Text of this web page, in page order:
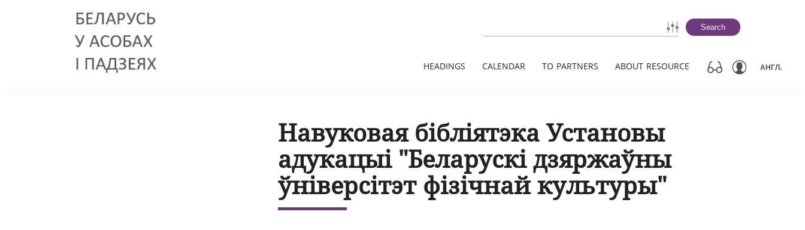
Search
HEADINGS CALENDAR TO PARTNERS ABOUT RESOURCE АНГЛ.
Навуковая бібліятэка Установы
адукацыі "Беларускі дзяржаўны
ўніверсітэт фізічнай культуры"